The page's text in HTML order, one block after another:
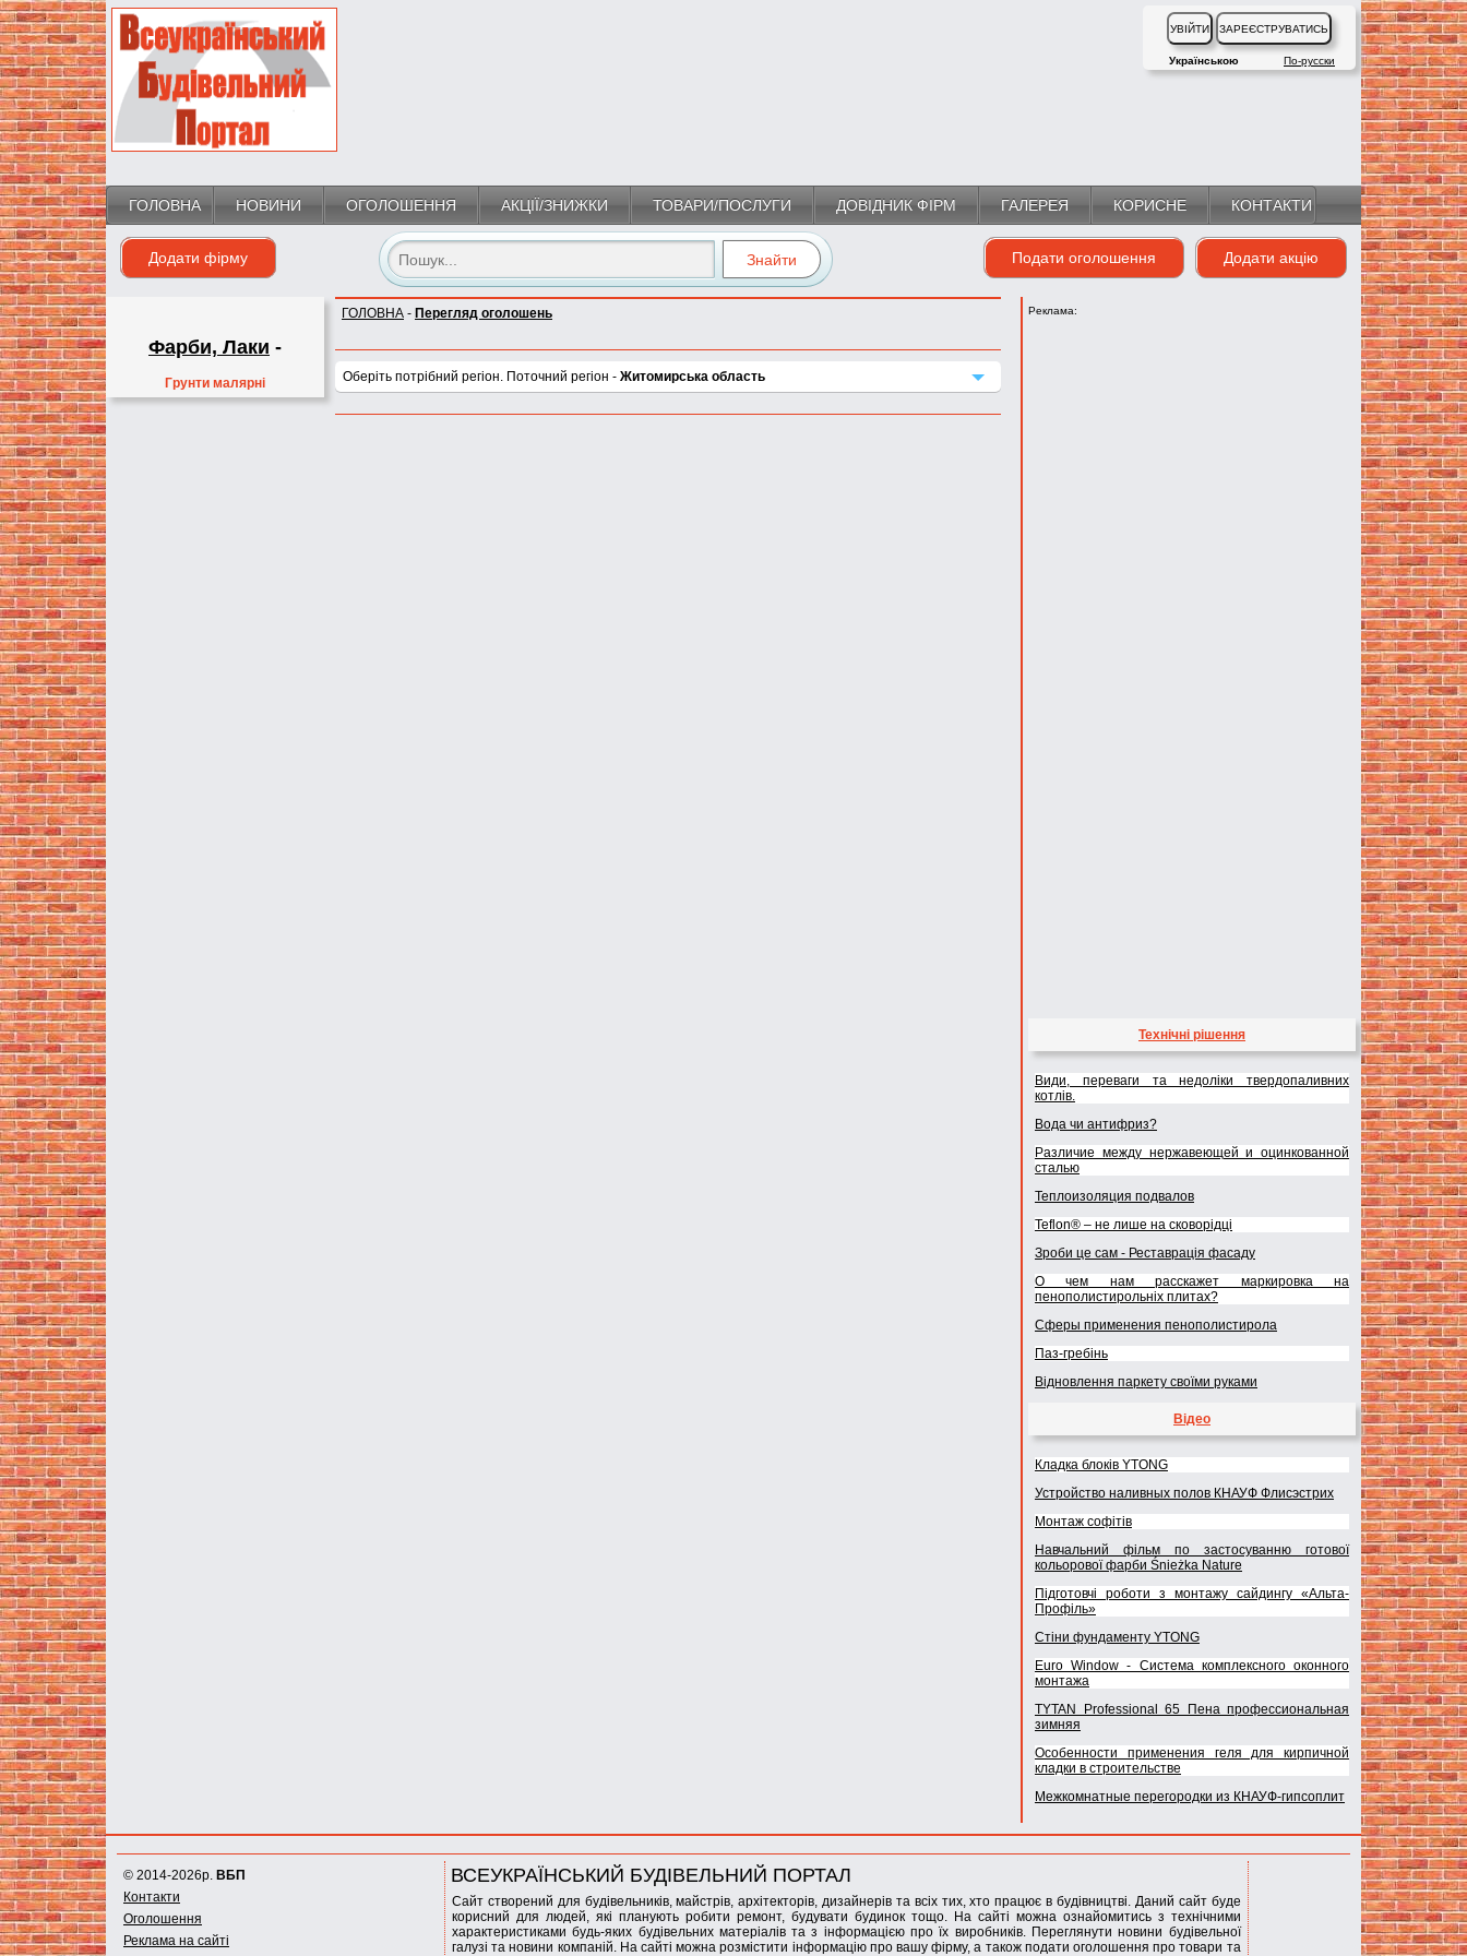
Українською По-русски
ГОЛОВНА НОВИНИ ОГОЛОШЕННЯ АКЦІЇ/ЗНИЖКИ ТОВАРИ/ПОСЛУГИ ДОВІДНИК ФІРМ ГАЛЕРЕЯ КОРИСНЕ КОНТАКТИ
Додати фірму Додати акцію
Подати оголошення
Фарби, Лаки -
Грунти малярні
ГОЛОВНА - Перегляд оголошень
Оберіть потрібний регіон. Поточний регіон - Житомирська область
Реклама:
Технічні рішення
Види, переваги та недоліки твердопаливних
котлів.
Вода чи антифриз?
Различие между нержавеющей и оцинкованной
сталью
Теплоизоляция подвалов
Teflon® – не лише на сковорідці
Зроби це сам - Реставрація фасаду
О чем нам расскажет маркировка на
пенополистирольніх плитах?
Сферы применения пенополистирола
Паз-гребінь
Відновлення паркету своїми руками
Відео
Кладка блоків YTONG
Устройство наливных полов КНАУФ Флисэстрих
Монтаж софітів
Навчальний фільм по застосуванню готової
кольорової фарби Śnieżka Nature
Підготовчі роботи з монтажу сайдингу «Альта-
Профіль»
Стіни фундаменту YTONG
Euro Window - Система комплексного оконного
монтажа
TYTAN Professional 65 Пена профессиональная
зимняя
Особенности применения геля для кирпичной
кладки в строительстве
Межкомнатные перегородки из КНАУФ-гипсоплит
© 2014-2026р. ВБП
Контакти
Оголошення
Реклама на сайті
ВСЕУКРАЇНСЬКИЙ БУДІВЕЛЬНИЙ ПОРТАЛ
Сайт створений для будівельників, майстрів, архітекторів, дизайнерів та всіх тих, хто працює в будівництві. Даний сайт буде
корисний для людей, які планують робити ремонт, будувати будинок тощо. На сайті можна ознайомитись з технічними
характеристиками будь-яких будівельних матеріалів та з інформацією про їх виробників. Переглянути новини будівельної
галузі та новини компаній. На сайті можна розмістити інформацію про вашу фірму, а також подати оголошення про товари та